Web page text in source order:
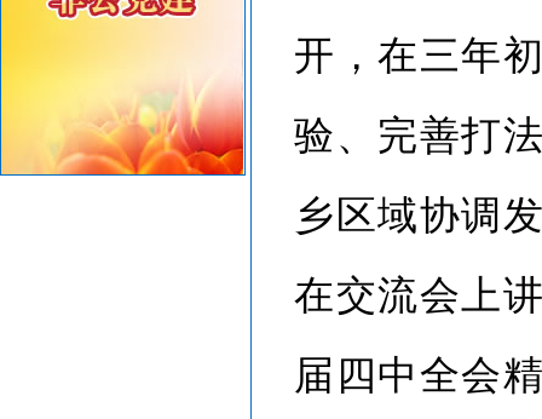
开，在三年
验、完善打
乡区域协调
在交流会上
届四中全会